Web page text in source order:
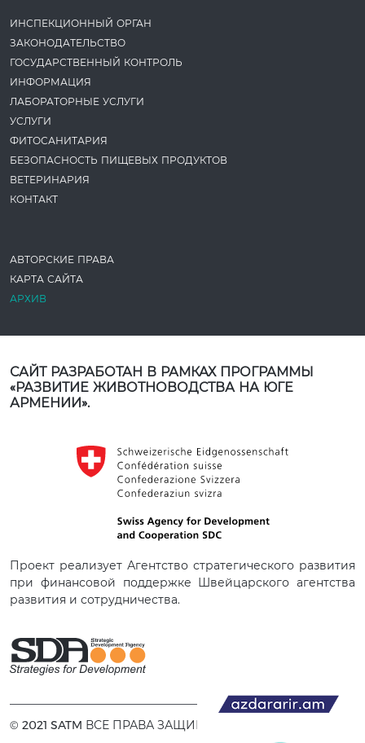
ИНСПЕКЦИОННЫЙ ОРГАН
ЗАКОНОДАТЕ­ЛЬСТВО
ГОСУДАРСТВЕННЫЙ КОНТРОЛЬ
ИНФОРМАЦИЯ
ЛАБОРАТОРНЫЕ УСЛУГИ
УСЛУГИ
ФИТОСАНИТАРИЯ
БЕЗОПАСНОСТЬ ПИЩЕВЫХ ПРОДУКТОВ
ВЕТЕРИНАРИЯ
КОНТАКТ
АВТОРСКИЕ ПРАВА
КАРТА САЙТА
АРХИВ
САЙТ РАЗРАБОТАН В РАМКАХ ПРОГРАММЫ
«РАЗВИТИЕ ЖИВОТНОВОДСТВА НА ЮГЕ
АРМЕНИИ».
Проект реализует Агентство стратегического развития
при финансовой поддержке Швейцарского агентства
развития и сотрудничества.
© 2021 SATM ВСЕ ПРАВА ЗАЩИЩЕНЫ.